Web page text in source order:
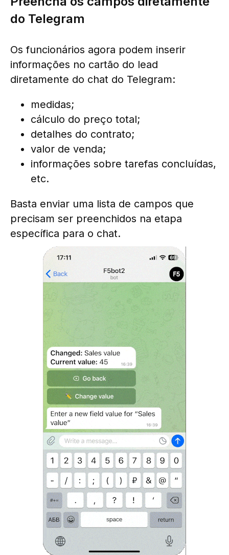
do Telegram
Os funcionários agora podem inserir
informações no cartão do lead
diretamente do chat do Telegram:
medidas;
cálculo do preço total;
detalhes do contrato;
valor de venda;
informações sobre tarefas concluídas,
etc.
Basta enviar uma lista de campos que
precisam ser preenchidos na etapa
específica para o chat.